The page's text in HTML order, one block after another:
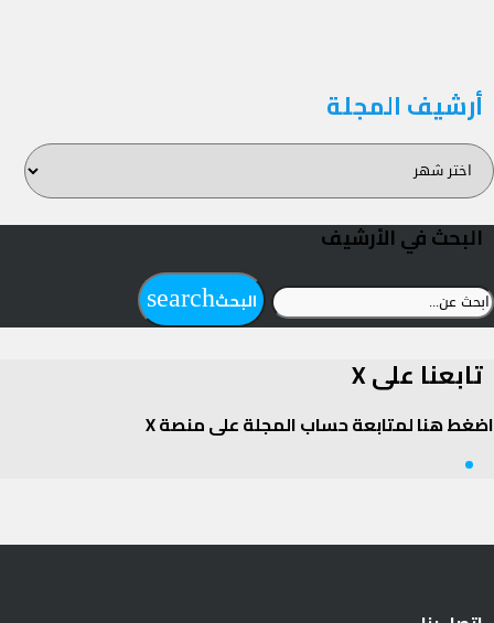
أرشيف المجلة
أرشيف
المجلة
البحث في الأرشيف
ابحث
عن:
البحثsearch
تابعنا على X
اضغط هنا لمتابعة حساب المجلة على منصة X